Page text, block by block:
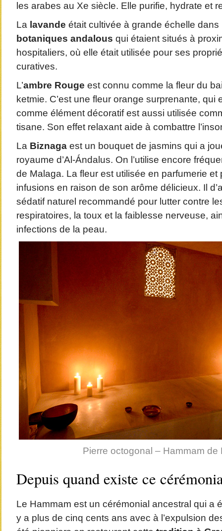
les arabes au Xe siècle. Elle purifie, hydrate et
La lavande était cultivée à grande échelle
botaniques andalous qui étaient situés à
hospitaliers, où elle était utilisée pour ses
curatives.
L’ambre Rouge est connu comme la fleur du
ketmie. C’est une fleur orange surprenante, qui
comme élément décoratif est aussi utilisée
tisane. Son effet relaxant aide à combattre
La Biznagaest un bouquet de jasmins qui a
royaume d’Al-Ándalus. On l’utilise encore
de Malaga. La fleur est utilisée en parfumerie et
infusions en raison de son arôme délicieux. Il
sédatif naturel recommandé pour lutter contre
respiratoires, la toux et la faiblesse nerveuse,
infections de la peau.
Pierre octogonal – Hammam de
Depuis quand existe ce
Le Hammam est un cérémonial ancestral qui a
y a plus de cinq cents ans avec à l’expulsion